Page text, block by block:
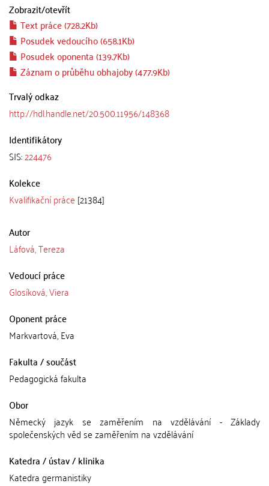
Zobrazit/otevřít
Text práce (728.2Kb)
Posudek vedoucího (658.1Kb)
Posudek oponenta (139.7Kb)
Záznam o průběhu obhajoby (477.9Kb)
Trvalý odkaz
http://hdl.handle.net/20.500.11956/148368
Identifikátory
SIS:224476
Kolekce
Kvalifikační práce [21384]
Autor
Láfová, Tereza
Vedoucí práce
Glosíková, Viera
Oponent práce
Markvartová, Eva
Fakulta / součást
Pedagogická fakulta
Obor
Německý jazyk se zaměřením na vzdělávání - Základy
společenských věd se zaměřením na vzdělávání
Katedra / ústav / klinika
Katedra germanistiky